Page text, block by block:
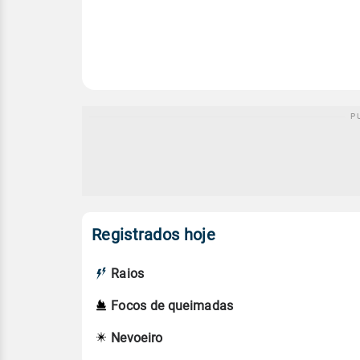
Registrados hoje
Raios
Focos de queimadas
Nevoeiro